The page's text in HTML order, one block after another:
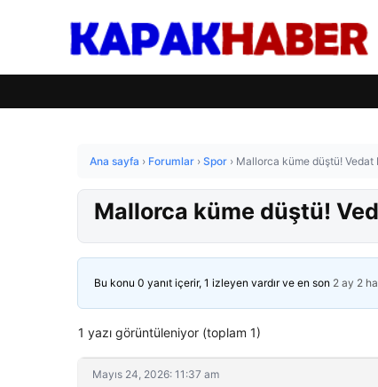
Ana sayfa › Forumlar › Spor › Mallorca küme düştü! Vedat
Mallorca küme düştü!
Bu konu 0 yanıt içerir, 1 izleyen vardır ve en son 2 ay 2
1 yazı görüntüleniyor (toplam 1)
Mayıs 24, 2026: 11:37 am